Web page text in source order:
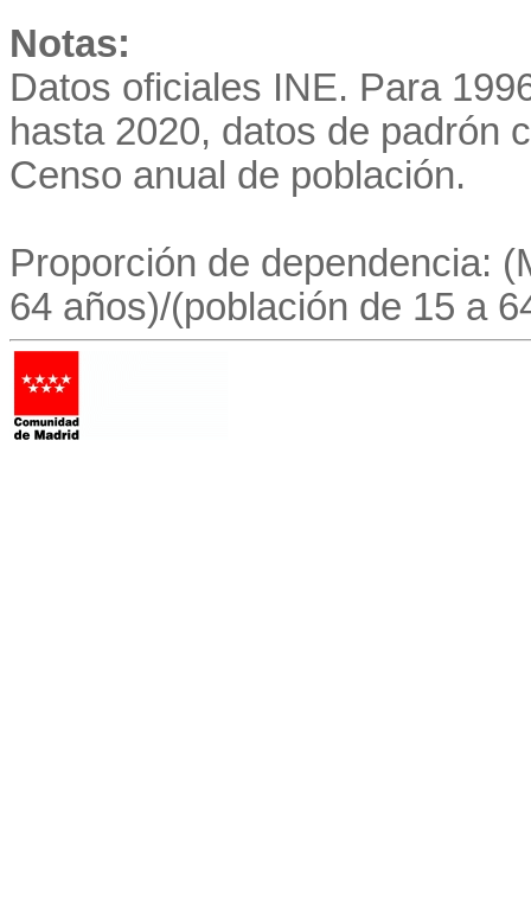
Notas:
Datos oficiales INE. Para
hasta 2020, datos de padrón
Censo anual de población.
Proporción de dependencia:
64 años)/(población de 15 a